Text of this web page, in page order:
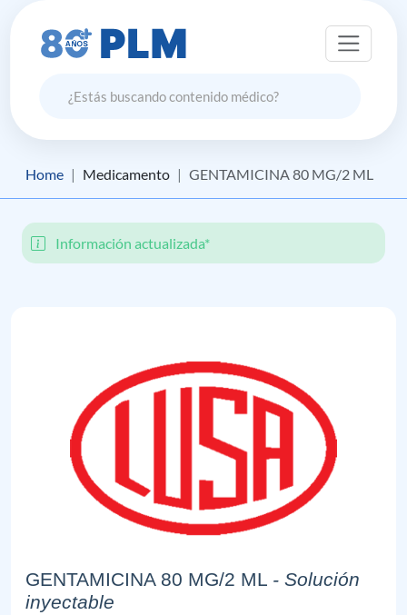
Home Medicamento GENTAMICINA 80 MG/2 ML
Información actualizada*
GENTAMICINA 80 MG/2 ML - Solución
inyectable